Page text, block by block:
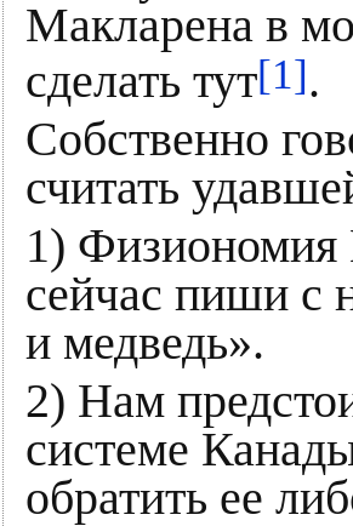
Макларена в
сделать тут[1].
Собственно
считать
1) Физиономия
сейчас пиши с
и медведь».
2) Нам
системе
обратить ее